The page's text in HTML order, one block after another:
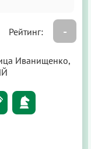
Рейтинг: -
Иванищенко,